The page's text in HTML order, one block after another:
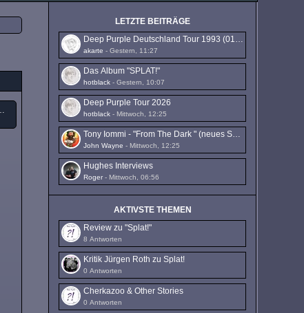
(01.10. - 16.10.1993)
LETZTE BEITRÄGE
Deep Purple Deutschland Tour 1993 (01.10. - 16.10.1993)
akarte -Gestern, 11:27
Das Album "SPLAT!"
hotblack -Gestern, 10:07
Deep Purple Tour 2026
hotblack - Mittwoch, 12:25
Tony Iommi - "From The Dark " (neues Solo-Album)
John Wayne - Mittwoch, 12:25
Hughes Interviews
Roger - Mittwoch, 06:56
AKTIVSTE THEMEN
Review zu "Splat!"
8 Antworten
Kritik Jürgen Roth zu Splat!
0 Antworten
Cherkazoo & Other Stories
0 Antworten